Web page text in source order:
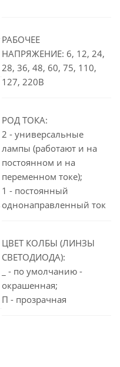
РАБОЧЕЕ
НАПРЯЖЕНИЕ: 6, 12, 24,
28, 36, 48, 60, 75, 110,
127, 220В
РОД ТОКА:
2 - универсальные
лампы (работают и на
постоянном и на
переменном токе);
1 - постоянный
однонаправленный ток
ЦВЕТ КОЛБЫ (ЛИНЗЫ
СВЕТОДИОДА):
_ - по умолчанию -
окрашенная;
П - прозрачная